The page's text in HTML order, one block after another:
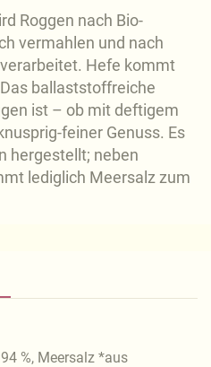
Roggen nach Bio-
vermahlen und nach
Hefe kommt
ballaststoffreiche
ist – ob mit deftigem
feiner Genuss. Es
hergestellt; neben
lediglich Meersalz zum
%, Meersalz *aus